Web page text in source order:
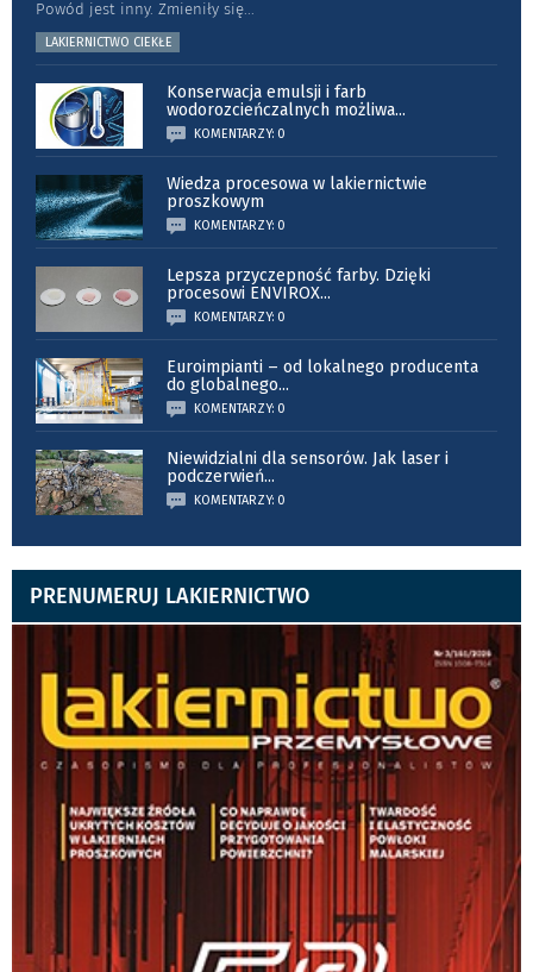
Powód jest inny. Zmieniły się...
LAKIERNICTWO CIEKŁE
Konserwacja emulsji i farb
wodorozcieńczalnych możliwa...
KOMENTARZY: 0
Wiedza procesowa w lakiernictwie
proszkowym
KOMENTARZY: 0
Lepsza przyczepność farby. Dzięki
procesowi ENVIROX...
KOMENTARZY: 0
Euroimpianti – od lokalnego producenta
do globalnego...
KOMENTARZY: 0
Niewidzialni dla sensorów. Jak laser i
podczerwień...
KOMENTARZY: 0
PRENUMERUJ LAKIERNICTWO